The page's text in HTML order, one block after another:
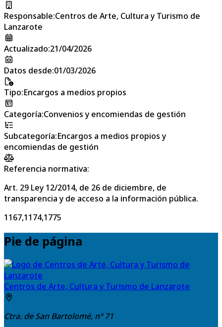
Responsable:Centros de Arte, Cultura y Turismo de
Lanzarote
Actualizado:21/04/2026
Datos desde:01/03/2026
Tipo:Encargos a medios propios
Categoría:Convenios y encomiendas de gestión
Subcategoría:Encargos a medios propios y
encomiendas de gestión
Referencia normativa:
Art. 29 Ley 12/2014, de 26 de diciembre, de
transparencia y de acceso a la información pública.
1167,1174,1775
Pie de página
Centros de Arte, Cultura y Turismo de Lanzarote
Ctra. de San Bartolomé, nº 71